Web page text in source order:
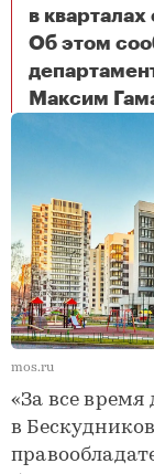
в
Об этом
Максим
mos.ru
«За все
в